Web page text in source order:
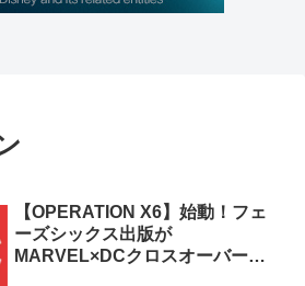
【OPERATION X6】始動！フェ
ーズシックス出版が
MARVEL×DCクロスオーバーコ